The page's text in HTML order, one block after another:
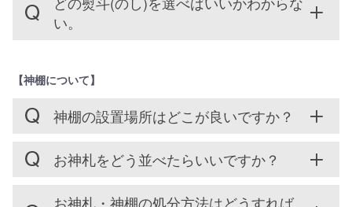
い。
【神棚について】
神棚の設置場所はどこが良いですか？
お神札をどう並べたらいいですか？
お神札・神棚の処分方法はどうすれば